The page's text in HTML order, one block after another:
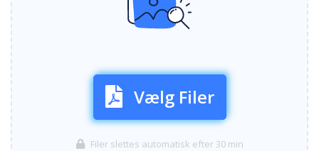
Vælg Filer
Filer slettes automatisk efter 30 min